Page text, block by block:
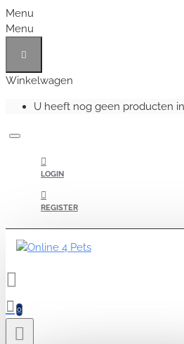
Menu
Menu
Winkelwagen
U heeft nog geen producten
LOGIN
REGISTER
0